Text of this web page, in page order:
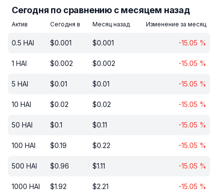
Сегодня по сравнению с месяцем назад
Актив Сегодня в Месяц назад Изменение за месяц
0.5 HAI $0.001 $0.001 -15.05 %
1 HAI $0.002 $0.002 -15.05 %
5 HAI $0.01 $0.01 -15.05 %
10 HAI $0.02 $0.02 -15.05 %
50 HAI $0.1 $0.11 -15.05 %
100 HAI $0.19 $0.22 -15.05 %
500 HAI $0.96 $1.11 -15.05 %
1000 HAI $1.92 $2.21 -15.05 %